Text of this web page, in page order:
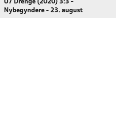
U7 Drenge (2020) 3:3 -
Nybegyndere - 23. august